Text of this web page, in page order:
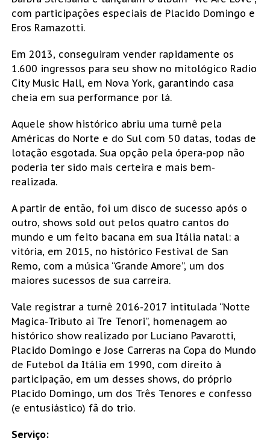
com participações especiais de Placido Domingo e
Eros Ramazotti.
Em 2013, conseguiram vender rapidamente os
1.600 ingressos para seu show no mitológico Radio
City Music Hall, em Nova York, garantindo casa
cheia em sua performance por lá.
Aquele show histórico abriu uma turnê pela
Américas do Norte e do Sul com 50 datas, todas de
lotação esgotada. Sua opção pela ópera-pop não
poderia ter sido mais certeira e mais bem-
realizada.
A partir de então, foi um disco de sucesso após o
outro, shows sold out pelos quatro cantos do
mundo e um feito bacana em sua Itália natal: a
vitória, em 2015, no histórico Festival de San
Remo, com a música “Grande Amore”, um dos
maiores sucessos de sua carreira.
Vale registrar a turnê 2016-2017 intitulada “Notte
Magica-Tributo ai Tre Tenori”, homenagem ao
histórico show realizado por Luciano Pavarotti,
Placido Domingo e Jose Carreras na Copa do Mundo
de Futebol da Itália em 1990, com direito à
participação, em um desses shows, do próprio
Placido Domingo, um dos Três Tenores e confesso
(e entusiástico) fã do trio.
Serviço: